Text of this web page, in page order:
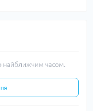
найближчим часом.